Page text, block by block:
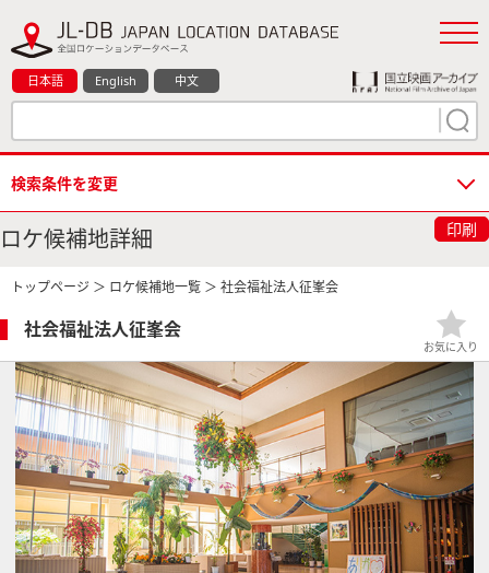
日本語 English 中文
検索条件を変更
ロケ候補地詳細 印刷
トップページ ＞ ロケ候補地一覧 ＞ 社会福祉法人征峯会
社会福祉法人征峯会
お気に入り